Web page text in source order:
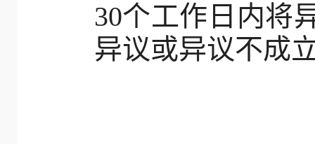
30个工作日内将
异议或异议不成